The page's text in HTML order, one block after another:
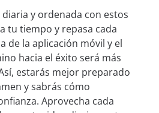
y ordenada con estos
tu tiempo y repasa cada
de la aplicación móvil y el
hacia el éxito será más
estarás mejor preparado
y sabrás cómo
Aprovecha cada